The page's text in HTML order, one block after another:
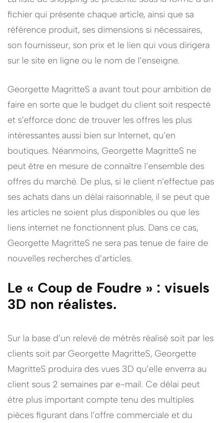
fichier qui présente chaque article, ainsi que sa
référence produit, ses dimensions si nécessaires,
son fournisseur, son prix et le lien qui vous dirigera
sur le site en ligne ou le nom de l’enseigne.
Georgette MagritteS a avant tout pour ambition de
faire en sorte que le budget du client soit respecté
et s’efforce donc de trouver les offres les plus
intéressantes aussi bien sur Internet, qu’en
boutiques. Néanmoins, Georgette MagritteS ne
peut être en mesure de connaître l’ensemble des
offres du marché. De plus, si le client n’effectue pas
ses achats dans un délai raisonnable, il se peut que
les articles ne soient plus disponibles ou que les
liens internet ne fonctionnent plus. Dans ce cas,
Georgette MagritteS ne sera pas tenue de faire de
nouvelles recherches d’articles.
Le « Coup de Foudre » : visuels
3D non réalistes.
Sur la base d’un relevé de métrés réalisé soit par les
clients soit par Georgette MagritteS, Georgette
MagritteS produira des vues 3D qu’elle enverra au
client sous 2 semaines par e-mail. Ce délai peut
être plus important compte tenu des multiples
pièces figurant dans l’offre commerciale et du